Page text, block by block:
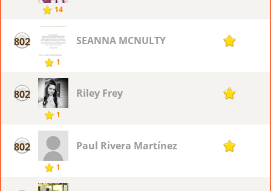
14
802
1
SEANNA MCNULTY 1
802
1
Riley Frey 1
802
1
Paul Rivera Martínez 1